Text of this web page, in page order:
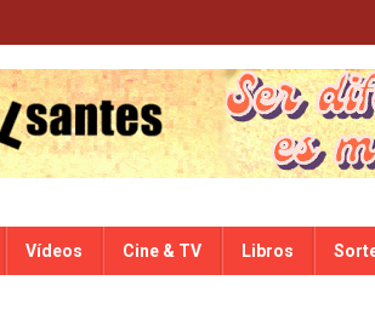
Vídeos Cine & TV Libros